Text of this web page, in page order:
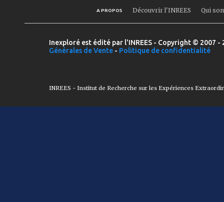
A PROPOS Découvrir l'INREES Qui
Inexploré est édité par l'INREES - Copyright © 2007
Générales de Vente - Politique de confidentialité
INREES - Institut de Recherche sur les Expériences